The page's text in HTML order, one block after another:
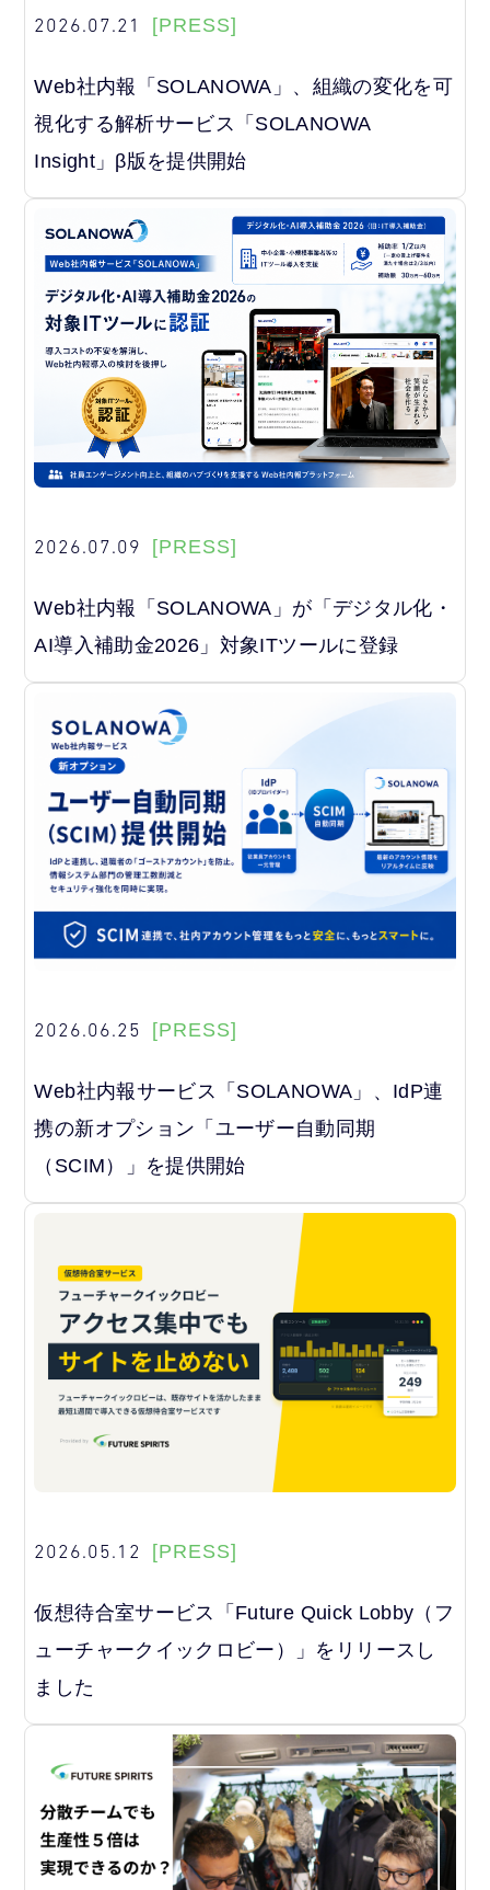
2026.07.21 [PRESS]
Web社内報「SOLANOWA」、組織の変化を可
視化する解析サービス「SOLANOWA
Insight」β版を提供開始
2026.07.09 [PRESS]
Web社内報「SOLANOWA」が「デジタル化・
AI導入補助金2026」対象ITツールに登録
2026.06.25 [PRESS]
Web社内報サービス「SOLANOWA」、IdP連
携の新オプション「ユーザー自動同期
（SCIM）」を提供開始
2026.05.12 [PRESS]
仮想待合室サービス「Future Quick Lobby（フ
ューチャークイックロビー）」をリリースし
ました